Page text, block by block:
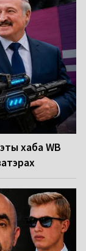
хаба WB